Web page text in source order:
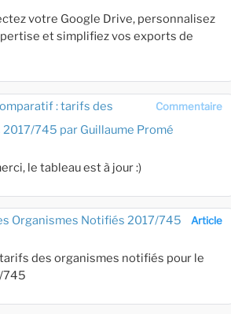
votre Google Drive, personnalisez
et simplifiez vos exports de
Commentaire
: tarifs des
745 par Guillaume Promé
le tableau est à jour :)
Article
Organismes Notifiés 2017/745
des organismes notifiés pour le
745